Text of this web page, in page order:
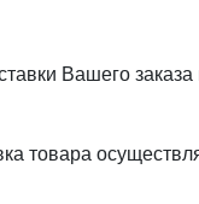
Вашего
товара